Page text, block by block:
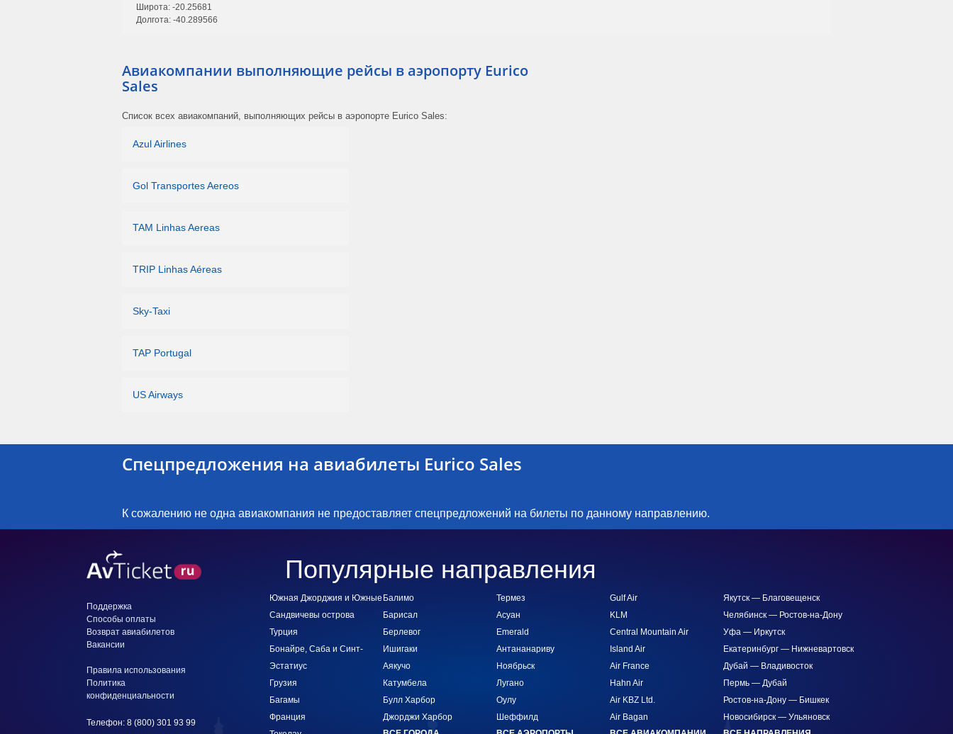
Широта: -20.25681
Долгота: -40.289566
Авиакомпании выполняющие рейсы в аэропорту Eurico
Sales
Список всех авиакомпаний, выполняющих рейсы в аэропорте Eurico Sales:
Azul Airlines
Gol Transportes Aereos
TAM Linhas Aereas
TRIP Linhas Aéreas
Sky-Taxi
TAP Portugal
US Airways
Спецпредложения на авиабилеты Eurico Sales
К сожалению не одна авиакомпания не предоставляет спецпредложений на билеты по данному направлению.
Популярные направления
Южная Джорджия и Южные
Сандвичевы острова
Турция
Бонайре, Саба и Синт-
Эстатиус
Грузия
Багамы
Франция
Балимо
Барисал
Берлевог
Ишигаки
Аякучо
Катумбела
Булл Харбор
Джорджи Харбор
Термез
Асуан
Emerald
Антананариву
Ноябрьск
Лугано
Оулу
Шеффилд
Gulf Air
KLM
Central Mountain Air
Island Air
Air France
Hahn Air
Air KBZ Ltd.
Air Bagan
Якутск — Благовещенск
Челябинск — Ростов-на-Дону
Уфа — Иркутск
Екатеринбург — Нижневартовск
Дубай — Владивосток
Пермь — Дубай
Ростов-на-Дону — Бишкек
Новосибирск — Ульяновск
Поддержка
Способы оплаты
Возврат авиабилетов
Вакансии
Правила использования
Политика
конфиденциальности
Телефон: 8 (800) 301 93 99